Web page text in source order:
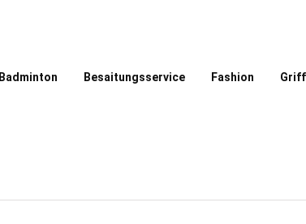
Badminton Besaitungsservice Fashion